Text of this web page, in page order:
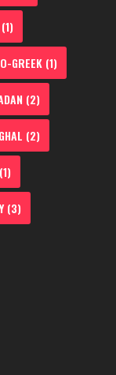
(1)
GREEK (1)
(2)
(2)
(1)
(3)